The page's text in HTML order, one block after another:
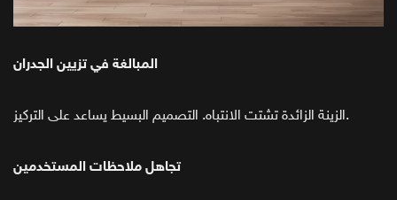
المبالغة في تزيين الجدران
الزينة الزائدة تشتت الانتباه. التصميم البسيط يساعد على التركيز.
تجاهل ملاحظات المستخدمين